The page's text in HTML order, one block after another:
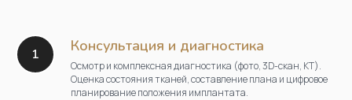
Консультация и диагностика
Осмотр и комплексная диагностика (фото, 3D-скан, КТ).
Оценка состояния тканей, составление плана и цифровое
планирование положения имплантата.